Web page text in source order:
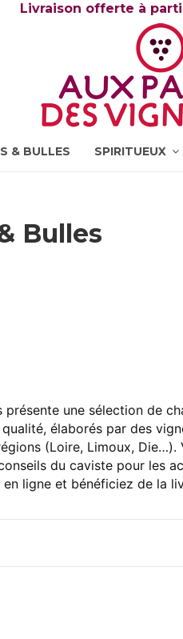
Livraison offerte à
& BULLES SPIRITUEUX
Bulles
présente une sélection de
élaborés par des
(Loire, Limoux,
du caviste pour les
ligne et bénéficiez de la